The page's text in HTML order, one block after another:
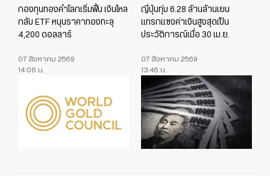
กองทุนทองคำโลกเริ่มฟื้น เงินไหล
กลับ ETF หนุนราคาทองทะลุ
4,200 ดอลลาร์
07 สิงหาคม 2569
14:06 น.
ญี่ปุ่นทุ่ม 6.28 ล้านล้านเยน
แทรกแซงค่าเงินสูงสุดเป็น
ประวัติการณ์เมื่อ 30 เม.ย.
07 สิงหาคม 2569
13:46 น.